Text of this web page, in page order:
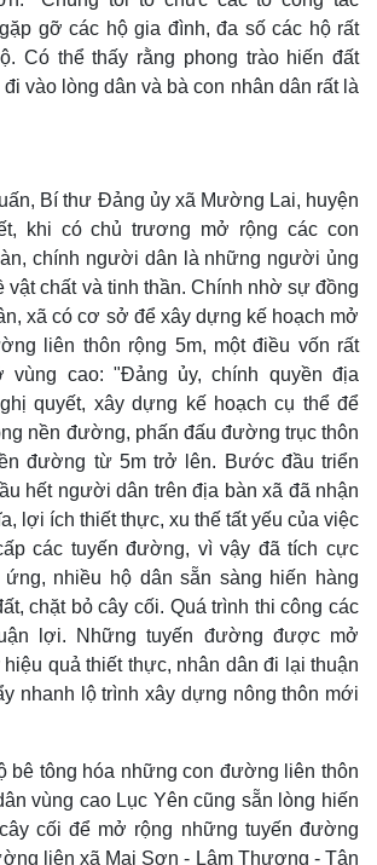
Multimedia
Video
Ảnh
E-Magazine
Infographic
gỡ các hộ gia đình, đa số các hộ rất
Có thể thấy rằng phong trào hiến đất
vào lòng dân và bà con nhân dân rất là
Bí thư Đảng ủy xã Mường Lai, huyện
khi có chủ trương mở rộng các con
chính người dân là những người ủng
vật chất và tinh thần. Chính nhờ sự đồng
xã có cơ sở để xây dựng kế hoạch mở
liên thôn rộng 5m, một điều vốn rất
vùng cao: "Đảng ủy, chính quyền địa
quyết, xây dựng kế hoạch cụ thể để
nền đường, phấn đấu đường trục thôn
đường từ 5m trở lên. Bước đầu triển
hết người dân trên địa bàn xã đã nhận
lợi ích thiết thực, xu thế tất yếu của việc
các tuyến đường, vì vậy đã tích cực
nhiều hộ dân sẵn sàng hiến hàng
chặt bỏ cây cối. Quá trình thi công các
lợi. Những tuyến đường được mở
quả thiết thực, nhân dân đi lại thuận
nhanh lộ trình xây dựng nông thôn mới
bê tông hóa những con đường liên thôn
vùng cao Lục Yên cũng sẵn lòng hiến
cối để mở rộng những tuyến đường
liên xã Mai Sơn - Lâm Thượng - Tân